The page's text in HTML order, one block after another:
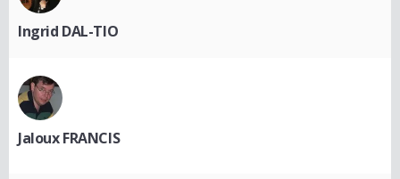
Ingrid DAL-TIO
Jaloux FRANCIS